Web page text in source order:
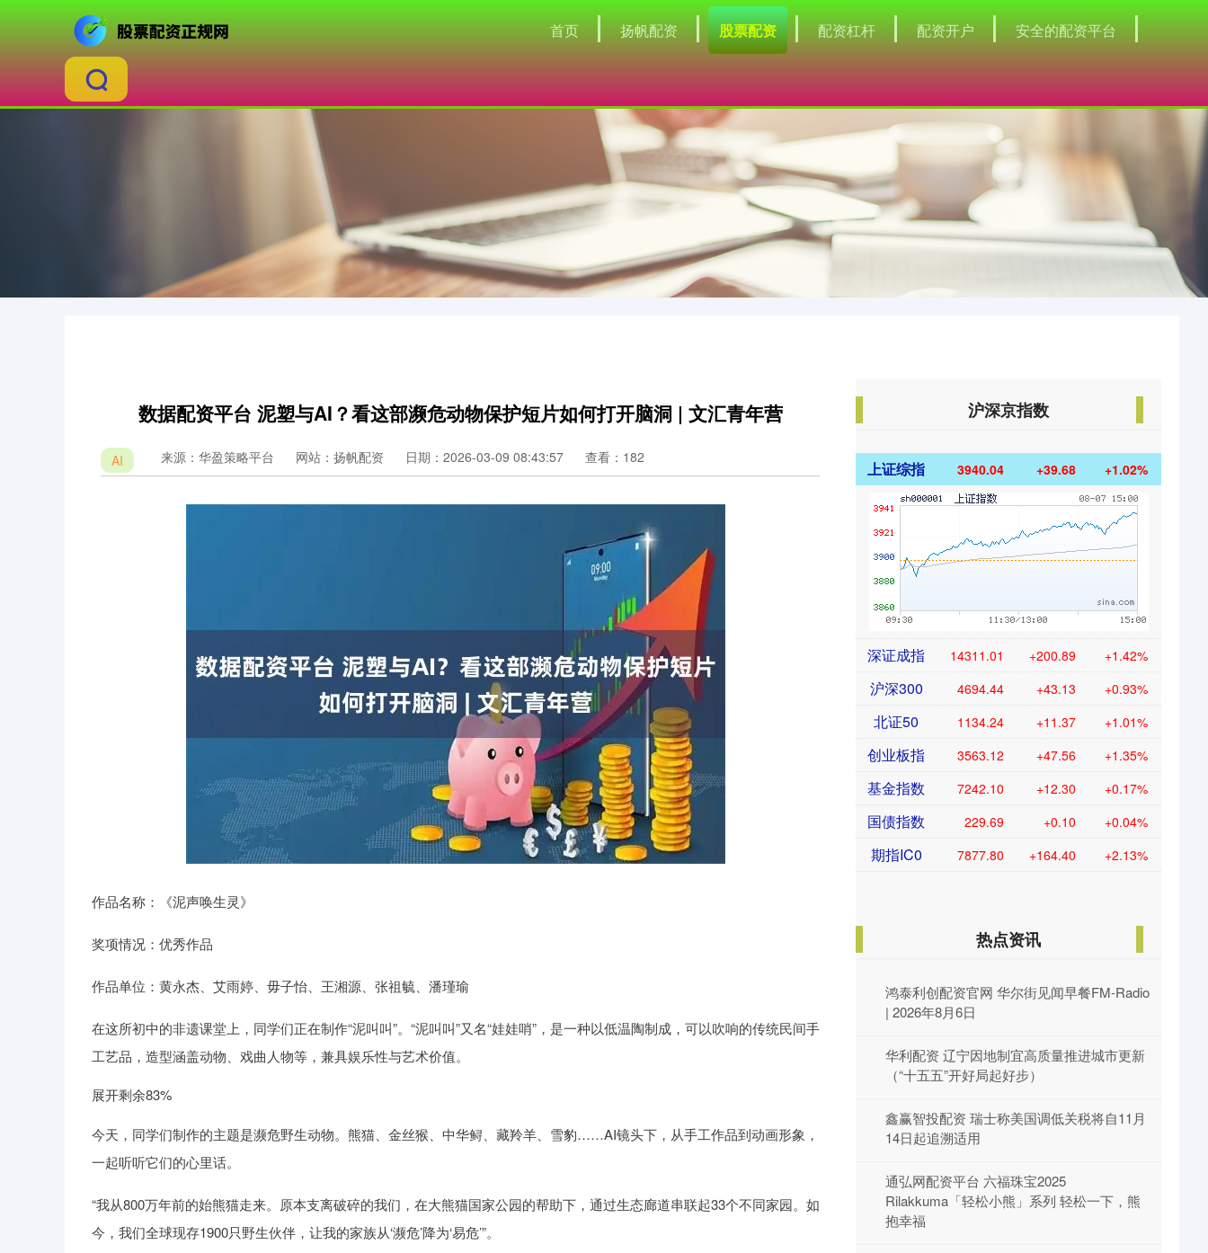
首页 扬帆配资 股票配资 配资杠杆 配资开户 安全的配资平台
数据配资平台 泥塑与AI？看这部濒危动物保护短片如何打开脑洞 | 文汇青年营
AI 来源：华盈策略平台 网站：扬帆配资 日期：2026-03-09 08:43:57 查看：182
作品名称：《泥声唤生灵》
奖项情况：优秀作品
作品单位：黄永杰、艾雨婷、毋子怡、王湘源、张祖毓、潘瑾瑜
在这所初中的非遗课堂上，同学们正在制作“泥叫叫”。“泥叫叫”又名“娃娃哨”，是一种以低温陶制成，可以吹响的传统民间手
工艺品，造型涵盖动物、戏曲人物等，兼具娱乐性与艺术价值。
展开剩余83%
今天，同学们制作的主题是濒危野生动物。熊猫、金丝猴、中华鲟、藏羚羊、雪豹……AI镜头下，从手工作品到动画形象，
一起听听它们的心里话。
“我从800万年前的始熊猫走来。原本支离破碎的我们，在大熊猫国家公园的帮助下，通过生态廊道串联起33个不同家园。如
今，我们全球现存1900只野生伙伴，让我的家族从‘濒危’降为‘易危’”。
沪深京指数
上证综指 3940.04 +39.68 +1.02%
深证成指 14311.01 +200.89 +1.42%
沪深300 4694.44 +43.13 +0.93%
北证50 1134.24 +11.37 +1.01%
创业板指 3563.12 +47.56 +1.35%
基金指数 7242.10 +12.30 +0.17%
国债指数 229.69 +0.10 +0.04%
期指IC0 7877.80 +164.40 +2.13%
热点资讯
鸿泰利创配资官网 华尔街见闻早餐FM-Radio
| 2026年8月6日
华利配资 辽宁因地制宜高质量推进城市更新
（“十五五”开好局起好步）
鑫赢智投配资 瑞士称美国调低关税将自11月
14日起追溯适用
通弘网配资平台 六福珠宝2025
Rilakkuma「轻松小熊」系列 轻松一下，熊
抱幸福